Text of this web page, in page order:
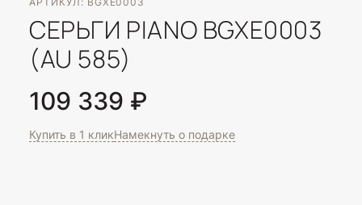
СЕРЬГИ PIANO BGXE0003
(AU 585)
109 339 ₽
Купить в 1 кликНамекнуть о подарке